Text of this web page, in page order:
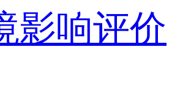
影响评价